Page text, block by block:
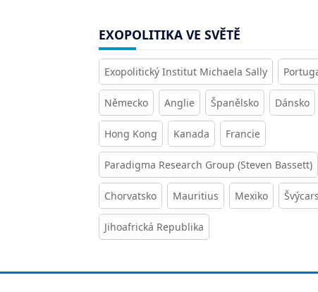
EXOPOLITIKA VE SVĚTĚ
Exopolitický Institut Michaela Sally
Německo Anglie Španělsko Dánsko
Hong Kong Kanada Francie
Paradigma Research Group (Steven Bassett)
Chorvatsko Mauritius Mexiko
Jihoafrická Republika